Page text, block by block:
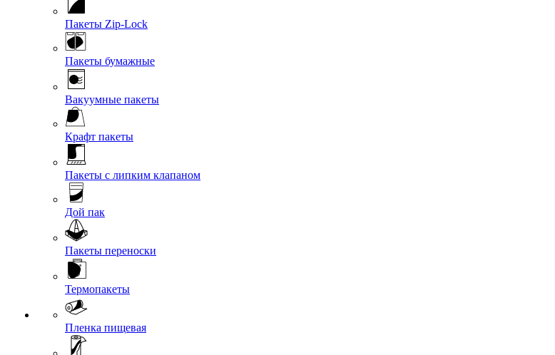
Пакеты Zip-Lock
Пакеты бумажные
Вакуумные пакеты
Крафт пакеты
Пакеты с липким клапаном
Дой пак
Пакеты переноски
Термопакеты
Пленка пищевая